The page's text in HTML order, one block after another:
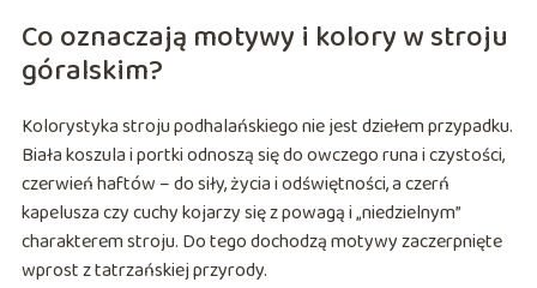
Co oznaczają motywy i kolory w stroju
góralskim?
Kolorystyka stroju podhalańskiego nie jest dziełem przypadku.
Biała koszula i portki odnoszą się do owczego runa i czystości,
czerwień haftów – do siły, życia i odświętności, a czerń
kapelusza czy cuchy kojarzy się z powagą i „niedzielnym”
charakterem stroju. Do tego dochodzą motywy zaczerpnięte
wprost z tatrzańskiej przyrody.